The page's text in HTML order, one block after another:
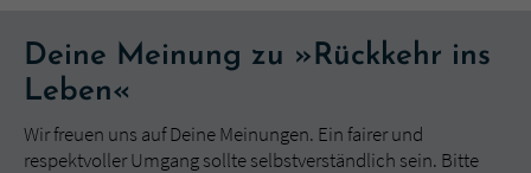
Deine Meinung zu »Rückkehr ins
Leben«
Wir freuen uns auf Deine Meinungen. Ein fairer und
respektvoller Umgang sollte selbstverständlich sein. Bitte